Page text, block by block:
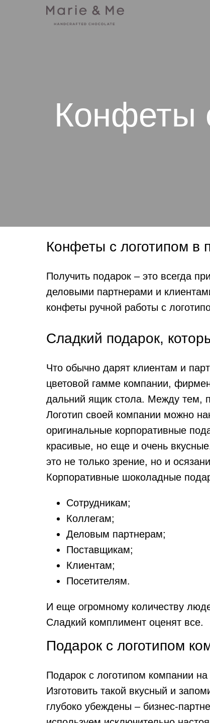
Конфеты
Конфеты с логотипом в
Получить подарок – это всегда
деловыми партнерами и
конфеты ручной работы с
Сладкий подарок,
Что обычно дарят клиентам и
цветовой гамме компании,
дальний ящик стола. Между тем,
Логотип своей компании можно
оригинальные корпоративные
красивые, но еще и очень
это не только зрение, но и
Корпоративные шоколадные
Сотрудникам;
Коллегам;
Деловым партнерам;
Поставщикам;
Клиентам;
Посетителям.
И еще огромному количеству
Сладкий комплимент оценят все.
Подарок с логотипом
Подарок с логотипом компании на
Изготовить такой вкусный и
глубоко убеждены – бизнес-